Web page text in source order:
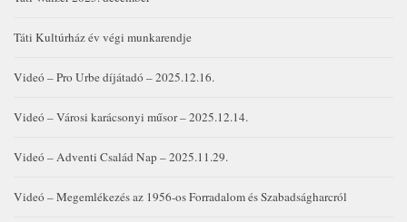
Táti Kultúrház év végi munkarendje
Videó – Pro Urbe díjátadó – 2025.12.16.
Videó – Városi karácsonyi műsor – 2025.12.14.
Videó – Adventi Család Nap – 2025.11.29.
Videó – Megemlékezés az 1956-os Forradalom és Szabadságharcról